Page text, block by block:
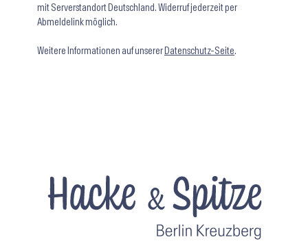
mit Serverstandort Deutschland. Widerruf jederzeit per
Abmeldelink möglich.
Weitere Informationen auf unserer Datenschutz-Seite.